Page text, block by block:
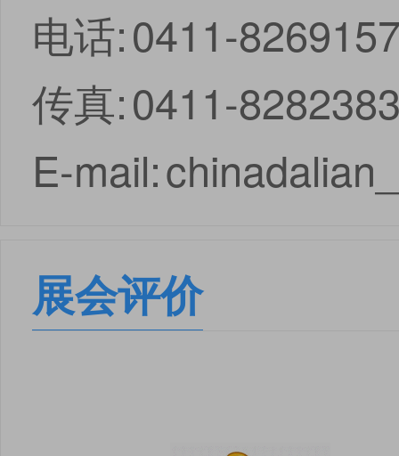
电话:0411-
传真:0411-
E-mail:
展会评价